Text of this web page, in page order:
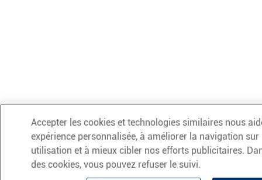
Accepter les cookies et technologies similaires nous
expérience personnalisée, à améliorer la navigation sur
utilisation et à mieux cibler nos efforts publicitaires.
des cookies, vous pouvez refuser le suivi.